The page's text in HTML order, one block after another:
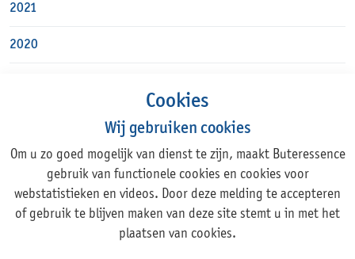
2021
2020
Adres
Rechte Tocht 1, 1507 BZ ZAANDAM
+31 (0)75 631 44 11
Cookies
Wij gebruiken cookies
Om u zo goed mogelijk van dienst te zijn, maakt Buteressence
gebruik van functionele cookies en cookies voor
webstatistieken en videos. Door deze melding te accepteren
of gebruik te blijven maken van deze site stemt u in met het
plaatsen van cookies.